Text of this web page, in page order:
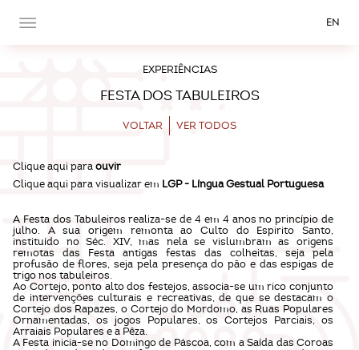
EN
EXPERIÊNCIAS
FESTA DOS TABULEIROS
VOLTAR VER TODOS
Clique aqui paraouvir
Clique aqui para visualizar em LGP - Língua Gestual Portuguesa
A Festa dos Tabuleiros realiza-se de 4 em 4 anos no princípio de
julho. A sua origem remonta ao Culto do Espirito Santo,
instituído no Séc. XIV, mas nela se vislumbram as origens
remotas das Festa antigas festas das colheitas, seja pela
profusão de flores, seja pela presença do pão e das espigas de
trigo nos tabuleiros.
Ao Cortejo, ponto alto dos festejos, associa-se um rico conjunto
de intervenções culturais e recreativas, de que se destacam o
Cortejo dos Rapazes, o Cortejo do Mordomo, as Ruas Populares
Ornamentadas, os jogos Populares, os Cortejos Parciais, os
Arraiais Populares e a Pêza.
A Festa inicia-se no Domingo de Páscoa, com a Saída das Coroas